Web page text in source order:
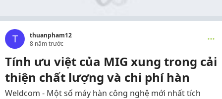
T
thuanpham12
8 năm trước
Tính ưu việt của MIG xung trong cải
thiện chất lượng và chi phí hàn
Weldcom - Một số máy hàn công nghệ mới nhất tích